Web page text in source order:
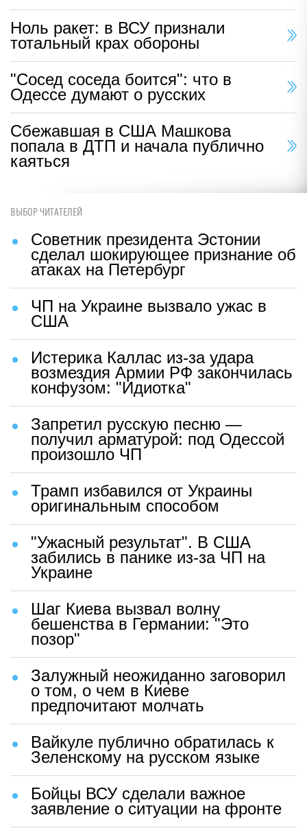
Ноль ракет: в ВСУ признали
тотальный крах обороны
"Сосед соседа боится": что в
Одессе думают о русских
Сбежавшая в США Машкова
попала в ДТП и начала публично
каяться
ВЫБОР ЧИТАТЕЛЕЙ
Советник президента Эстонии
сделал шокирующее признание об
атаках на Петербург
ЧП на Украине вызвало ужас в
США
Истерика Каллас из-за удара
возмездия Армии РФ закончилась
конфузом: "Идиотка"
Запретил русскую песню —
получил арматурой: под Одессой
произошло ЧП
Трамп избавился от Украины
оригинальным способом
"Ужасный результат". В США
забились в панике из-за ЧП на
Украине
Шаг Киева вызвал волну
бешенства в Германии: "Это
позор"
Залужный неожиданно заговорил
о том, о чем в Киеве
предпочитают молчать
Вайкуле публично обратилась к
Зеленскому на русском языке
Бойцы ВСУ сделали важное
заявление о ситуации на фронте